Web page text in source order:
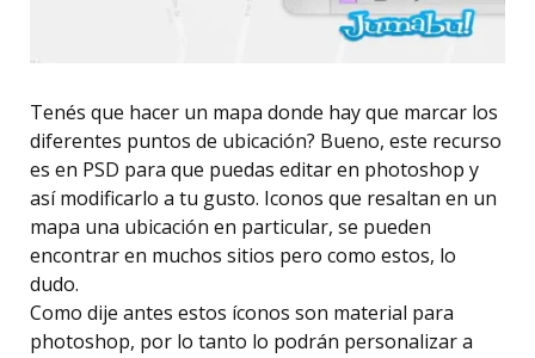
Tenés que hacer un mapa donde hay que marcar los
diferentes puntos de ubicación? Bueno, este recurso
es en PSD para que puedas editar en photoshop y
así modificarlo a tu gusto. Iconos que resaltan en un
mapa una ubicación en particular, se pueden
encontrar en muchos sitios pero como estos, lo
dudo.
Como dije antes estos íconos son material para
photoshop, por lo tanto lo podrán personalizar a